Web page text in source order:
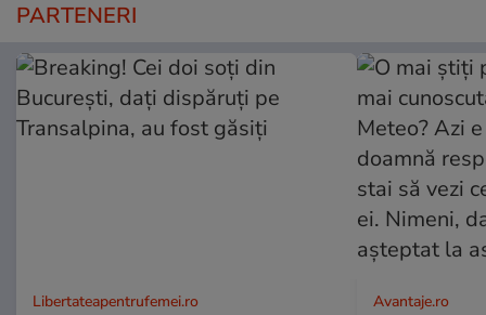
PARTENERI
Libertateapentrufemei.ro Avantaje.ro